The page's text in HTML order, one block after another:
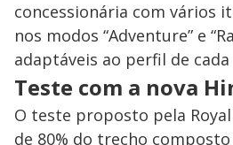
concessionária com vários
nos modos “Adventure” e
adaptáveis ao perfil de
Teste com a nova
O teste proposto pela
de 80% do trecho